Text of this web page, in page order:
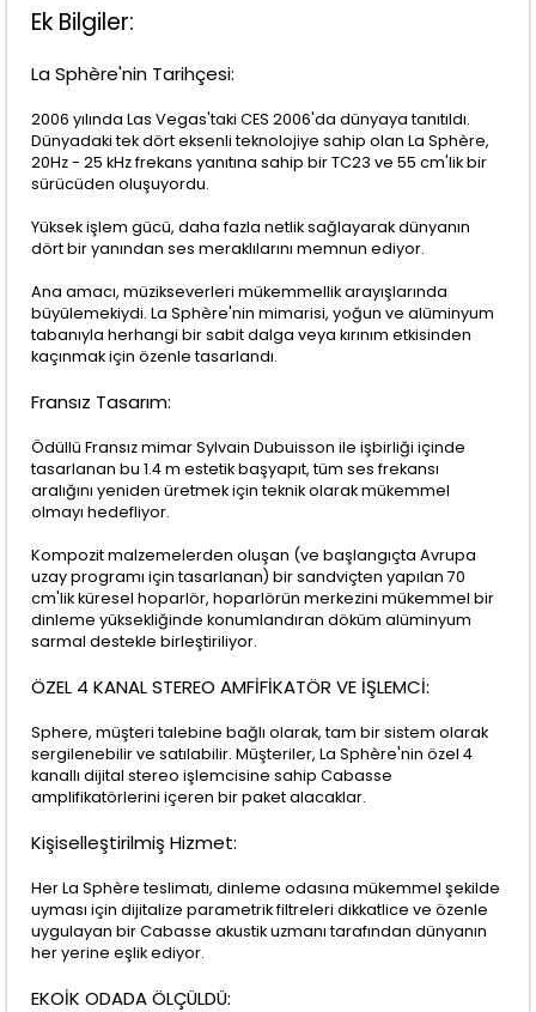
Ek Bilgiler:
La Sphère'nin Tarihçesi:
2006 yılında Las Vegas'taki CES 2006'da dünyaya tanıtıldı.
Dünyadaki tek dört eksenli teknolojiye sahip olan La Sphère,
20Hz - 25 kHz frekans yanıtına sahip bir TC23 ve 55 cm'lik bir
sürücüden oluşuyordu.
Yüksek işlem gücü, daha fazla netlik sağlayarak dünyanın
dört bir yanından ses meraklılarını memnun ediyor.
Ana amacı, müzikseverleri mükemmellik arayışlarında
büyülemekiydi. La Sphère'nin mimarisi, yoğun ve alüminyum
tabanıyla herhangi bir sabit dalga veya kırınım etkisinden
kaçınmak için özenle tasarlandı.
Fransız Tasarım:
Ödüllü Fransız mimar Sylvain Dubuisson ile işbirliği içinde
tasarlanan bu 1.4 m estetik başyapıt, tüm ses frekansı
aralığını yeniden üretmek için teknik olarak mükemmel
olmayı hedefliyor.
Kompozit malzemelerden oluşan (ve başlangıçta Avrupa
uzay programı için tasarlanan) bir sandviçten yapılan 70
cm'lik küresel hoparlör, hoparlörün merkezini mükemmel bir
dinleme yüksekliğinde konumlandıran döküm alüminyum
sarmal destekle birleştiriliyor.
ÖZEL 4 KANAL STEREO AMFİFİKATÖR VE İŞLEMCİ:
Sphere, müşteri talebine bağlı olarak, tam bir sistem olarak
sergilenebilir ve satılabilir. Müşteriler, La Sphère'nin özel 4
kanallı dijital stereo işlemcisine sahip Cabasse
amplifikatörlerini içeren bir paket alacaklar.
Kişiselleştirilmiş Hizmet:
Her La Sphère teslimatı, dinleme odasına mükemmel şekilde
uyması için dijitalize parametrik filtreleri dikkatlice ve özenle
uygulayan bir Cabasse akustik uzmanı tarafından dünyanın
her yerine eşlik ediyor.
EKOİK ODADA ÖLÇÜLDÜ: